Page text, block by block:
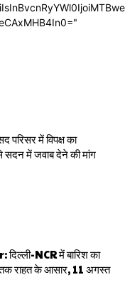
में विपक्ष का
सदन में जवाब देने की मांग
NCR में बारिश का
तक राहत के आसार, 11 अगस्त